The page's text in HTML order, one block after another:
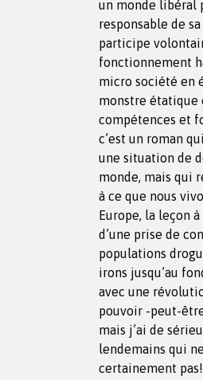
un monde libéral
responsable de
participe
fonctionnement
micro société en
monstre étatique
compétences et
c’est un roman
une situation de
monde, mais qui
à ce que nous
Europe, la leçon
d’une prise de
populations
irons jusqu’au
avec une
pouvoir -peut-
mais j’ai de
lendemains qui
certainement pas!